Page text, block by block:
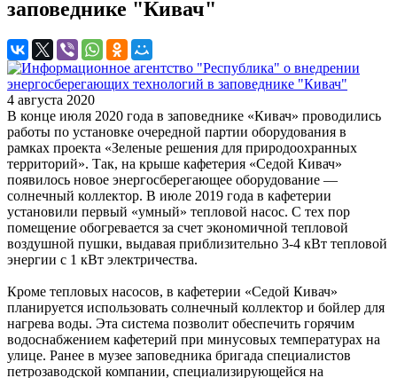
заповеднике "Кивач"
4 августа 2020
В конце июля 2020 года в заповеднике «Кивач» проводились
работы по установке очередной партии оборудования в
рамках проекта «Зеленые решения для природоохранных
территорий». Так, на крыше кафетерия «Седой Кивач»
появилось новое энергосберегающее оборудование —
солнечный коллектор. В июле 2019 года в кафетерии
установили первый «умный» тепловой насос. С тех пор
помещение обогревается за счет экономичной тепловой
воздушной пушки, выдавая приблизительно 3-4 кВт тепловой
энергии с 1 кВт электричества.
Кроме тепловых насосов, в кафетерии «Седой Кивач»
планируется использовать солнечный коллектор и бойлер для
нагрева воды. Эта система позволит обеспечить горячим
водоснабжением кафетерий при минусовых температурах на
улице. Ранее в музее заповедника бригада специалистов
петрозаводской компании, специализирующейся на